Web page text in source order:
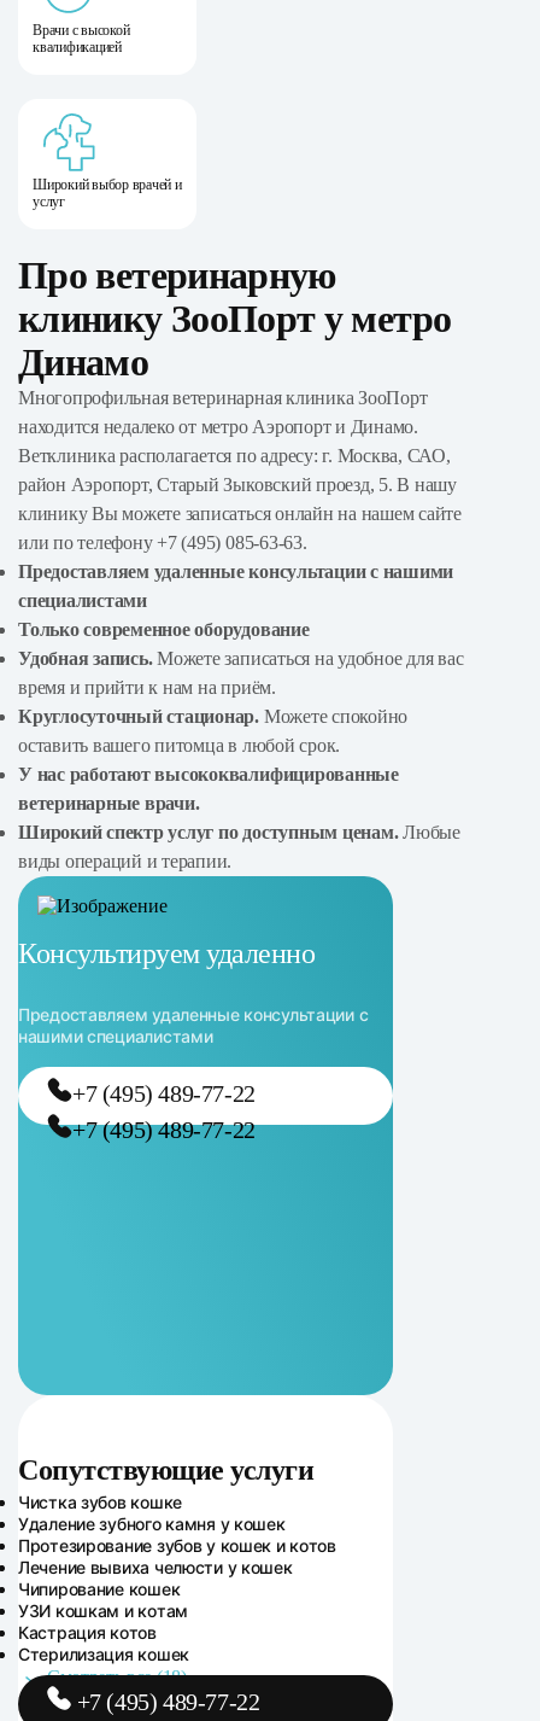
Врачи с высокой
квалификацией
Широкий выбор врачей и
услуг
Про ветеринарную
клинику ЗооПорт у метро
Динамо
Многопрофильная ветеринарная клиника ЗооПорт
находится недалеко от метро Аэропорт и Динамо.
Ветклиника располагается по адресу: г. Москва, САО,
район Аэропорт, Старый Зыковский проезд, 5. В нашу
клинику Вы можете записаться онлайн на нашем сайте
или по телефону +7 (495) 085-63-63.
Предоставляем удаленные консультации с нашими
специалистами
Только современное оборудование
Удобная запись.Можете записаться на удобное для вас
время и прийти к нам на приём.
Круглосуточный стационар. Можете спокойно
оставить вашего питомца в любой срок.
У нас работают высококвалифицированные
ветеринарные врачи.
Широкий спектр услуг по доступным ценам.Любые
виды операций и терапии.
Консультируем удаленно
Предоставляем удаленные консультации с
нашими специалистами
+7 (495) 489-77-22
+7 (495) 489-77-22
Сопутствующие услуги
Сопутствующие услуги
Чистка зубов кошке
Удаление зубного камня у кошек
Протезирование зубов у кошек и котов
Лечение вывиха челюсти у кошек
Чипирование кошек
УЗИ кошкам и котам
Кастрация котов
Стерилизация кошек
Смотреть все (18)
+7 (495) 489-77-22